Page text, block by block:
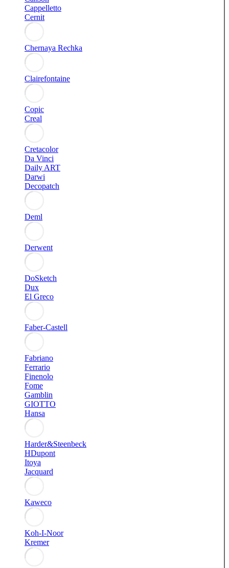
Cappelletto
Cernit
Chernaya Rechka
Clairefontaine
Copic
Creal
Cretacolor
Da Vinci
Daily ART
Darwi
Decopatch
Deml
Derwent
DoSketch
Dux
El Greco
Faber-Castell
Fabriano
Ferrario
Finenolo
Fome
Gamblin
GIOTTO
Hansa
Harder&Steenbeck
HDupont
Itoya
Jacquard
Kaweco
Koh-I-Noor
Kremer